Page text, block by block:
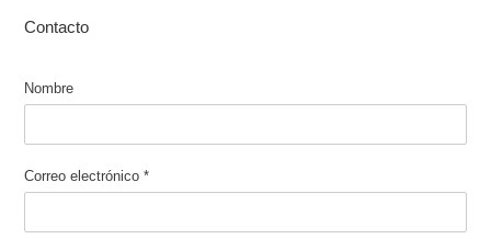
Contacto
Nombre
Correo electrónico *